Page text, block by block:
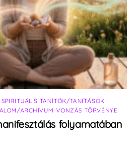
SPIRITUÁLIS TANÍTÓK/TANÍTÁSOK
ARCHÍVUM ,VONZÁS TÖRVÉNYE
folyamatában